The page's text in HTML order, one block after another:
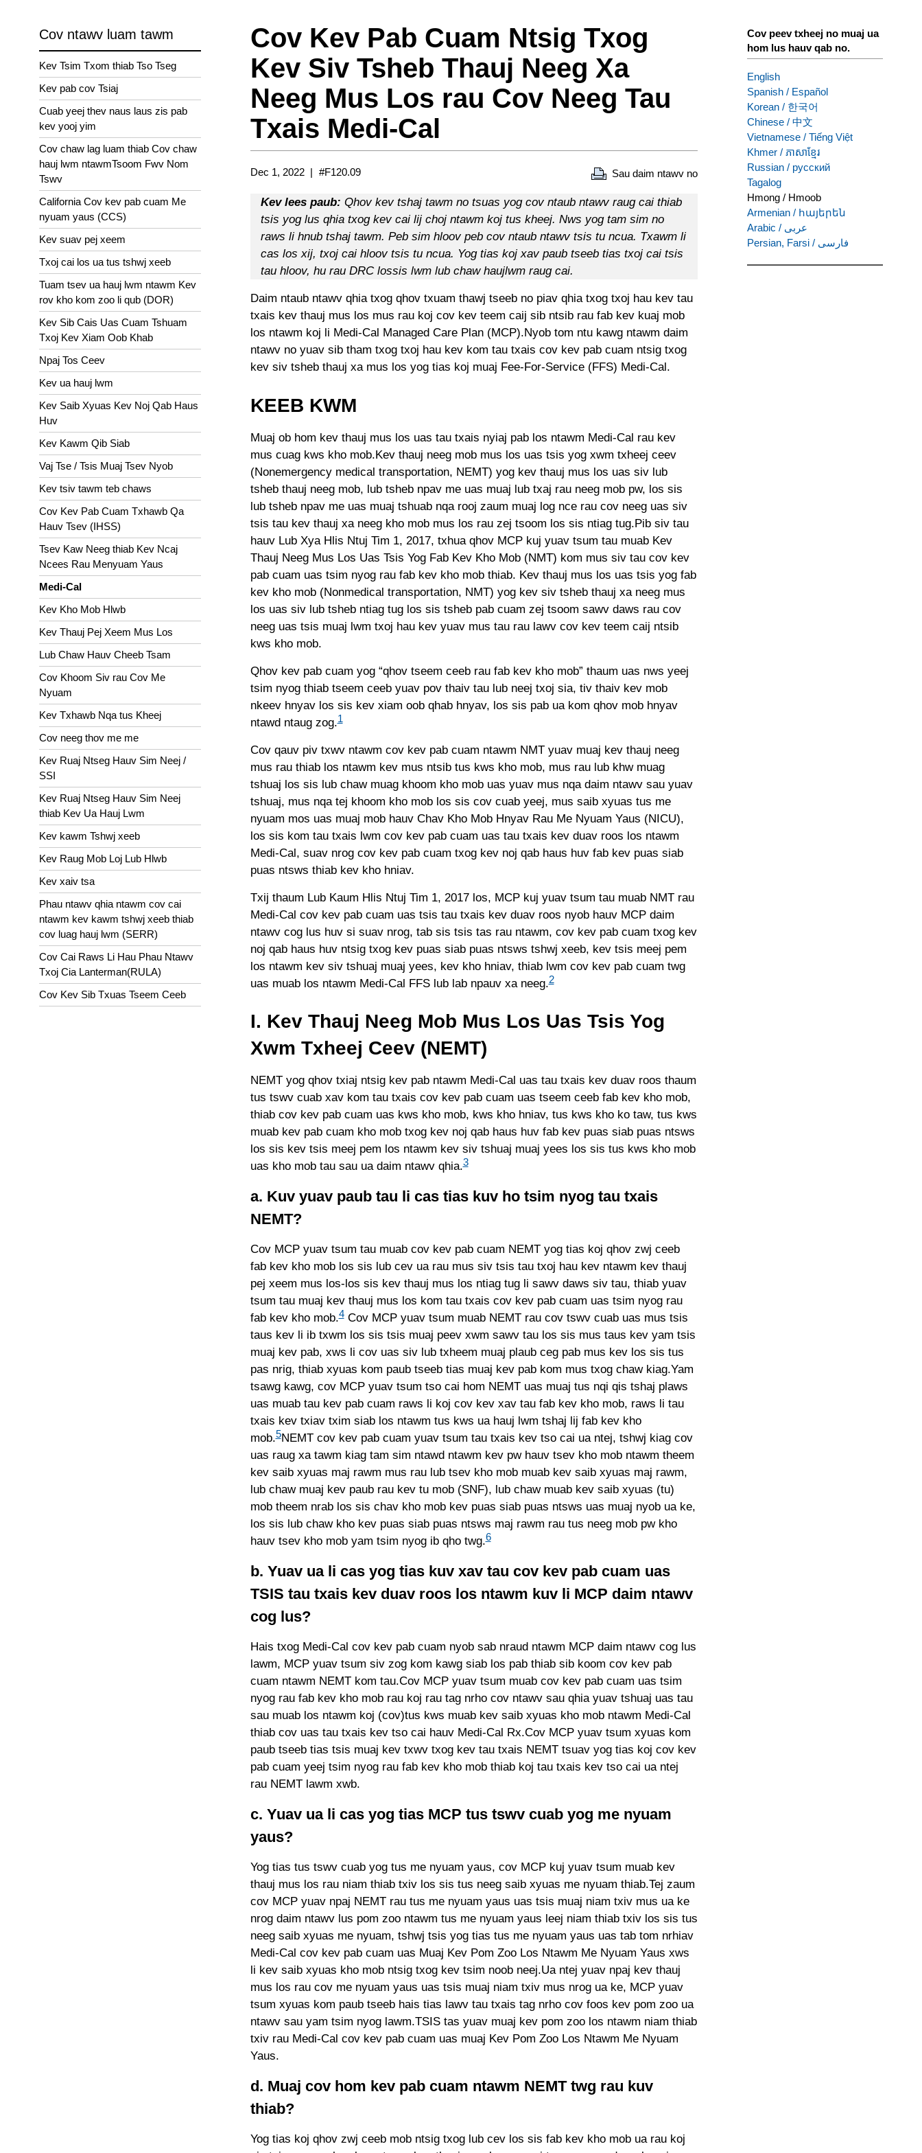
Cov ntawv luam tawm
Kev Tsim Txom thiab Tso Tseg
Kev pab cov Tsiaj
Cuab yeej thev naus laus zis pab
kev yooj yim
Cov chaw lag luam thiab Cov chaw
hauj lwm ntawmTsoom Fwv Nom
Tswv
California Cov kev pab cuam Me
nyuam yaus (CCS)
Kev suav pej xeem
Txoj cai los ua tus tshwj xeeb
Tuam tsev ua hauj lwm ntawm Kev
rov kho kom zoo li qub (DOR)
Kev Sib Cais Uas Cuam Tshuam
Txoj Kev Xiam Oob Khab
Npaj Tos Ceev
Kev ua hauj lwm
Kev Saib Xyuas Kev Noj Qab Haus
Huv
Kev Kawm Qib Siab
Vaj Tse / Tsis Muaj Tsev Nyob
Kev tsiv tawm teb chaws
Cov Kev Pab Cuam Txhawb Qa
Hauv Tsev (IHSS)
Tsev Kaw Neeg thiab Kev Ncaj
Ncees Rau Menyuam Yaus
Medi-Cal
Kev Kho Mob Hlwb
Kev Thauj Pej Xeem Mus Los
Lub Chaw Hauv Cheeb Tsam
Cov Khoom Siv rau Cov Me
Nyuam
Kev Txhawb Nqa tus Kheej
Cov neeg thov me me
Kev Ruaj Ntseg Hauv Sim Neej /
SSI
Kev Ruaj Ntseg Hauv Sim Neej
thiab Kev Ua Hauj Lwm
Kev kawm Tshwj xeeb
Kev Raug Mob Loj Lub Hlwb
Kev xaiv tsa
Phau ntawv qhia ntawm cov cai
ntawm kev kawm tshwj xeeb thiab
cov luag hauj lwm (SERR)
Cov Cai Raws Li Hau Phau Ntawv
Txoj Cia Lanterman(RULA)
Cov Kev Sib Txuas Tseem Ceeb
Cov Kev Pab Cuam Ntsig Txog
Kev Siv Tsheb Thauj Neeg Xa
Neeg Mus Los rau Cov Neeg Tau
Txais Medi-Cal
Dec 1, 2022 #F120.09 Sau daim ntawv no
Kev lees paub: Qhov kev tshaj tawm no tsuas yog cov ntaub ntawv raug cai thiab
tsis yog lus qhia txog kev cai lij choj ntawm koj tus kheej. Nws yog tam sim no
raws li hnub tshaj tawm. Peb sim hloov peb cov ntaub ntawv tsis tu ncua. Txawm li
cas los xij, txoj cai hloov tsis tu ncua. Yog tias koj xav paub tseeb tias txoj cai tsis
tau hloov, hu rau DRC lossis lwm lub chaw haujlwm raug cai.
Daim ntaub ntawv qhia txog qhov txuam thawj tseeb no piav qhia txog txoj hau kev tau
txais kev thauj mus los mus rau koj cov kev teem caij sib ntsib rau fab kev kuaj mob
los ntawm koj li Medi-Cal Managed Care Plan (MCP).Nyob tom ntu kawg ntawm daim
ntawv no yuav sib tham txog txoj hau kev kom tau txais cov kev pab cuam ntsig txog
kev siv tsheb thauj xa mus los yog tias koj muaj Fee-For-Service (FFS) Medi-Cal.
KEEB KWM
Muaj ob hom kev thauj mus los uas tau txais nyiaj pab los ntawm Medi-Cal rau kev
mus cuag kws kho mob.Kev thauj neeg mob mus los uas tsis yog xwm txheej ceev
(Nonemergency medical transportation, NEMT) yog kev thauj mus los uas siv lub
tsheb thauj neeg mob, lub tsheb npav me uas muaj lub txaj rau neeg mob pw, los sis
lub tsheb npav me uas muaj tshuab nqa rooj zaum muaj log nce rau cov neeg uas siv
tsis tau kev thauj xa neeg kho mob mus los rau zej tsoom los sis ntiag tug.Pib siv tau
hauv Lub Xya Hlis Ntuj Tim 1, 2017, txhua qhov MCP kuj yuav tsum tau muab Kev
Thauj Neeg Mus Los Uas Tsis Yog Fab Kev Kho Mob (NMT) kom mus siv tau cov kev
pab cuam uas tsim nyog rau fab kev kho mob thiab. Kev thauj mus los uas tsis yog fab
kev kho mob (Nonmedical transportation, NMT) yog kev siv tsheb thauj xa neeg mus
los uas siv lub tsheb ntiag tug los sis tsheb pab cuam zej tsoom sawv daws rau cov
neeg uas tsis muaj lwm txoj hau kev yuav mus tau rau lawv cov kev teem caij ntsib
kws kho mob.
Qhov kev pab cuam yog “qhov tseem ceeb rau fab kev kho mob” thaum uas nws yeej
tsim nyog thiab tseem ceeb yuav pov thaiv tau lub neej txoj sia, tiv thaiv kev mob
nkeev hnyav los sis kev xiam oob qhab hnyav, los sis pab ua kom qhov mob hnyav
ntawd ntaug zog.1
Cov qauv piv txwv ntawm cov kev pab cuam ntawm NMT yuav muaj kev thauj neeg
mus rau thiab los ntawm kev mus ntsib tus kws kho mob, mus rau lub khw muag
tshuaj los sis lub chaw muag khoom kho mob uas yuav mus nqa daim ntawv sau yuav
tshuaj, mus nqa tej khoom kho mob los sis cov cuab yeej, mus saib xyuas tus me
nyuam mos uas muaj mob hauv Chav Kho Mob Hnyav Rau Me Nyuam Yaus (NICU),
los sis kom tau txais lwm cov kev pab cuam uas tau txais kev duav roos los ntawm
Medi-Cal, suav nrog cov kev pab cuam txog kev noj qab haus huv fab kev puas siab
puas ntsws thiab kev kho hniav.
Txij thaum Lub Kaum Hlis Ntuj Tim 1, 2017 los, MCP kuj yuav tsum tau muab NMT rau
Medi-Cal cov kev pab cuam uas tsis tau txais kev duav roos nyob hauv MCP daim
ntawv cog lus huv si suav nrog, tab sis tsis tas rau ntawm, cov kev pab cuam txog kev
noj qab haus huv ntsig txog kev puas siab puas ntsws tshwj xeeb, kev tsis meej pem
los ntawm kev siv tshuaj muaj yees, kev kho hniav, thiab lwm cov kev pab cuam twg
uas muab los ntawm Medi-Cal FFS lub lab npauv xa neeg.2
I. Kev Thauj Neeg Mob Mus Los Uas Tsis Yog
Xwm Txheej Ceev (NEMT)
NEMT yog qhov txiaj ntsig kev pab ntawm Medi-Cal uas tau txais kev duav roos thaum
tus tswv cuab xav kom tau txais cov kev pab cuam uas tseem ceeb fab kev kho mob,
thiab cov kev pab cuam uas kws kho mob, kws kho hniav, tus kws kho ko taw, tus kws
muab kev pab cuam kho mob txog kev noj qab haus huv fab kev puas siab puas ntsws
los sis kev tsis meej pem los ntawm kev siv tshuaj muaj yees los sis tus kws kho mob
uas kho mob tau sau ua daim ntawv qhia.3
a. Kuv yuav paub tau li cas tias kuv ho tsim nyog tau txais
NEMT?
Cov MCP yuav tsum tau muab cov kev pab cuam NEMT yog tias koj qhov zwj ceeb
fab kev kho mob los sis lub cev ua rau mus siv tsis tau txoj hau kev ntawm kev thauj
pej xeem mus los-los sis kev thauj mus los ntiag tug li sawv daws siv tau, thiab yuav
tsum tau muaj kev thauj mus los kom tau txais cov kev pab cuam uas tsim nyog rau
fab kev kho mob.4Cov MCP yuav tsum muab NEMT rau cov tswv cuab uas mus tsis
taus kev li ib txwm los sis tsis muaj peev xwm sawv tau los sis mus taus kev yam tsis
muaj kev pab, xws li cov uas siv lub txheem muaj plaub ceg pab mus kev los sis tus
pas nrig, thiab xyuas kom paub tseeb tias muaj kev pab kom mus txog chaw kiag.Yam
tsawg kawg, cov MCP yuav tsum tso cai hom NEMT uas muaj tus nqi qis tshaj plaws
uas muab tau kev pab cuam raws li koj cov kev xav tau fab kev kho mob, raws li tau
txais kev txiav txim siab los ntawm tus kws ua hauj lwm tshaj lij fab kev kho
mob.5NEMT cov kev pab cuam yuav tsum tau txais kev tso cai ua ntej, tshwj kiag cov
uas raug xa tawm kiag tam sim ntawd ntawm kev pw hauv tsev kho mob ntawm theem
kev saib xyuas maj rawm mus rau lub tsev kho mob muab kev saib xyuas maj rawm,
lub chaw muaj kev paub rau kev tu mob (SNF), lub chaw muab kev saib xyuas (tu)
mob theem nrab los sis chav kho mob kev puas siab puas ntsws uas muaj nyob ua ke,
los sis lub chaw kho kev puas siab puas ntsws maj rawm rau tus neeg mob pw kho
hauv tsev kho mob yam tsim nyog ib qho twg.6
b. Yuav ua li cas yog tias kuv xav tau cov kev pab cuam uas
TSIS tau txais kev duav roos los ntawm kuv li MCP daim ntawv
cog lus?
Hais txog Medi-Cal cov kev pab cuam nyob sab nraud ntawm MCP daim ntawv cog lus
lawm, MCP yuav tsum siv zog kom kawg siab los pab thiab sib koom cov kev pab
cuam ntawm NEMT kom tau.Cov MCP yuav tsum muab cov kev pab cuam uas tsim
nyog rau fab kev kho mob rau koj rau tag nrho cov ntawv sau qhia yuav tshuaj uas tau
sau muab los ntawm koj (cov)tus kws muab kev saib xyuas kho mob ntawm Medi-Cal
thiab cov uas tau txais kev tso cai hauv Medi-Cal Rx.Cov MCP yuav tsum xyuas kom
paub tseeb tias tsis muaj kev txwv txog kev tau txais NEMT tsuav yog tias koj cov kev
pab cuam yeej tsim nyog rau fab kev kho mob thiab koj tau txais kev tso cai ua ntej
rau NEMT lawm xwb.
c. Yuav ua li cas yog tias MCP tus tswv cuab yog me nyuam
yaus?
Yog tias tus tswv cuab yog tus me nyuam yaus, cov MCP kuj yuav tsum muab kev
thauj mus los rau niam thiab txiv los sis tus neeg saib xyuas me nyuam thiab.Tej zaum
cov MCP yuav npaj NEMT rau tus me nyuam yaus uas tsis muaj niam txiv mus ua ke
nrog daim ntawv lus pom zoo ntawm tus me nyuam yaus leej niam thiab txiv los sis tus
neeg saib xyuas me nyuam, tshwj tsis yog tias tus me nyuam yaus uas tab tom nrhiav
Medi-Cal cov kev pab cuam uas Muaj Kev Pom Zoo Los Ntawm Me Nyuam Yaus xws
li kev saib xyuas kho mob ntsig txog kev tsim noob neej.Ua ntej yuav npaj kev thauj
mus los rau cov me nyuam yaus uas tsis muaj niam txiv mus nrog ua ke, MCP yuav
tsum xyuas kom paub tseeb hais tias lawv tau txais tag nrho cov foos kev pom zoo ua
ntawv sau yam tsim nyog lawm.TSIS tas yuav muaj kev pom zoo los ntawm niam thiab
txiv rau Medi-Cal cov kev pab cuam uas muaj Kev Pom Zoo Los Ntawm Me Nyuam
Yaus.
d. Muaj cov hom kev pab cuam ntawm NEMT twg rau kuv
thiab?
Yog tias koj qhov zwj ceeb mob ntsig txog lub cev los sis fab kev kho mob ua rau koj
Cov peev txheej no muaj ua
hom lus hauv qab no.
English
Spanish / Español
Korean / 한국어
Chinese / 中文
Vietnamese / Tiếng Việt
Khmer / ភាសាខ្មែរ
Russian / русский
Tagalog
Hmong / Hmoob
Armenian / հայերեն
Arabic / عربى
Persian, Farsi / فارسی